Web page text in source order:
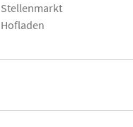
Stellenmarkt
Hofladen